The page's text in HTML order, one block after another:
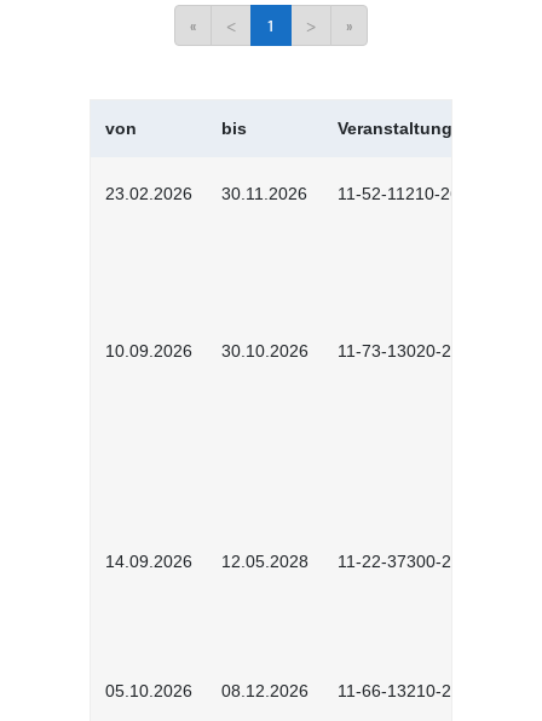
« < 1 > »
von bis Veranstaltungskürzel
23.02.2026 30.11.2026 11-52-11210-2602
10.09.2026 30.10.2026 11-73-13020-2601
14.09.2026 12.05.2028 11-22-37300-2604
05.10.2026 08.12.2026 11-66-13210-2602